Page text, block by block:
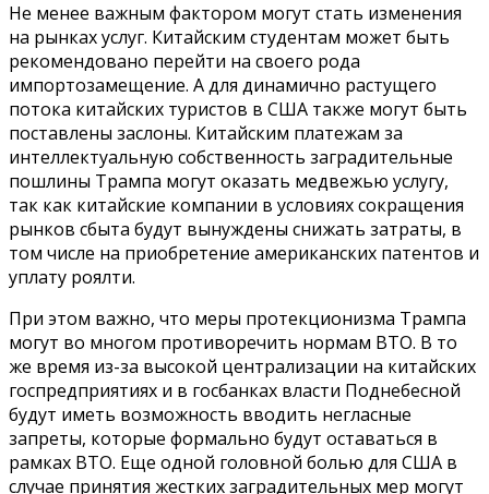
Не менее важным фактором могут стать изменения
на рынках услуг. Китайским студентам может быть
рекомендовано перейти на своего рода
импортозамещение. А для динамично растущего
потока китайских туристов в США также могут быть
поставлены заслоны. Китайским платежам за
интеллектуальную собственность заградительные
пошлины Трампа могут оказать медвежью услугу,
так как китайские компании в условиях сокращения
рынков сбыта будут вынуждены снижать затраты, в
том числе на приобретение американских патентов и
уплату роялти.
При этом важно, что меры протекционизма Трампа
могут во многом противоречить нормам ВТО. В то
же время из-за высокой централизации на китайских
госпредприятиях и в госбанках власти Поднебесной
будут иметь возможность вводить негласные
запреты, которые формально будут оставаться в
рамках ВТО. Еще одной головной болью для США в
случае принятия жестких заградительных мер могут